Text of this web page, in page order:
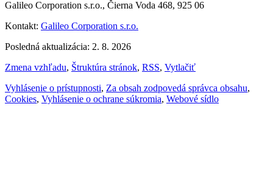
Galileo Corporation s.r.o., Čierna Voda 468, 925 06
Kontakt: Galileo Corporation s.r.o.
Posledná aktualizácia: 2. 8. 2026
Zmena vzhľadu, Štruktúra stránok, RSS, Vytlačiť
Vyhlásenie o prístupnosti, Za obsah zodpovedá správca obsahu,
Cookies, Vyhlásenie o ochrane súkromia, Webové sídlo